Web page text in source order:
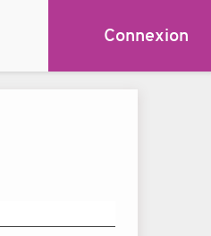
Connexion